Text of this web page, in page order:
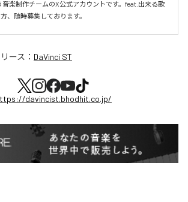
音楽制作チームのX公式アカウントです。feat.出来る歌
、随時募集しております。
ース： DaVinci ST
davincist.bhodhit.co.jp/